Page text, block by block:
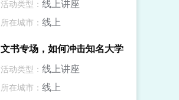
活动类型： 线上讲座
所在城市： 线上
文书专场，如何冲击知名大学
活动类型： 线上讲座
所在城市： 线上